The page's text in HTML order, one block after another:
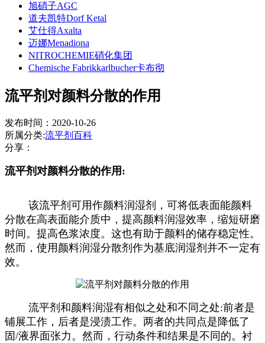
旭硝子AGC
道夫凯特Dorf Ketal
艾仕得Axalta
迈娜Menadiona
NITROCHEMIE硝化集团
Chemische Fabrikkarlbucher卡布彻
流平剂对颜料分散的作用
发布时间：2020-10-26
所属分类:流平剂百科
分享：
流平剂对颜料分散的作用:
该流平剂可用作颜料润湿剂，可将低表面能颜料
分散在高表面能介质中，提高颜料润湿效率，缩短研磨
时间。提高色浆浓度。这也有助于颜料的储存稳定性。
然而，使用颜料润湿分散剂作为基底润湿剂并不一定有
效。
流平剂和颜料润湿有相似之处和不同之处:前者是
铺展工作，后者是浸渍工作。两者的共同点是降低了
固/液界面张力。然而，行动条件和结果是不同的。衬